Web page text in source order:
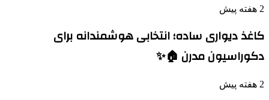
2 هفته پیش
کاغذ دیواری ساده؛ انتخابی هوشمندانه برای
دکوراسیون مدرن 🏠✨
2 هفته پیش